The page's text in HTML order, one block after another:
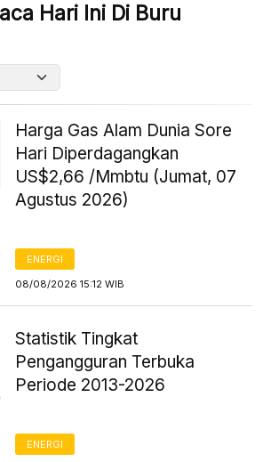
Hari Ini Di Buru
Harga Gas Alam Dunia Sore
Hari Diperdagangkan
US$2,66 /Mmbtu (Jumat, 07
Agustus 2026)
ENERGI
08/08/2026 15:12 WIB
Statistik Tingkat
Pengangguran Terbuka
Periode 2013-2026
ENERGI